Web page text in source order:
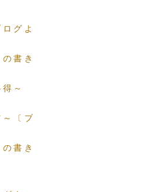
グよ
書き
～
〔ブ
書き